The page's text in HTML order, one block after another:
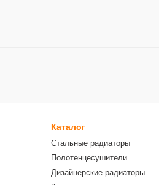
Каталог
Стальные радиаторы
Полотенцесушители
Дизайнерские радиаторы